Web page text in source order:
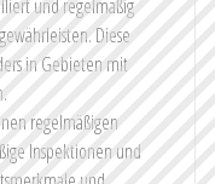
und regelmäßig
Diese
in Gebieten mit
regelmäßigen
Inspektionen und